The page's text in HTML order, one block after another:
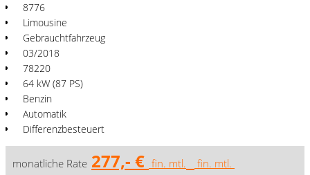
8776
Limousine
Gebrauchtfahrzeug
03/2018
78220
64 kW (87 PS)
Benzin
Automatik
Differenzbesteuert
monatliche Rate 277,- € fin. mtl. fin. mtl.